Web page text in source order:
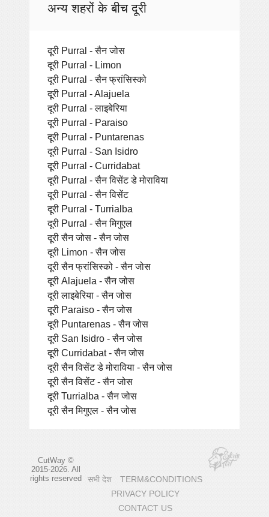
अन्य शहरों के बीच दूरी
दूरी Purral - सैन जोस
दूरी Purral - Limon
दूरी Purral - सैन फ्रांसिस्को
दूरी Purral - Alajuela
दूरी Purral - लाइबेरिया
दूरी Purral - Paraiso
दूरी Purral - Puntarenas
दूरी Purral - San Isidro
दूरी Purral - Curridabat
दूरी Purral - सैन विसेंट डे मोराविया
दूरी Purral - सैन विसेंट
दूरी Purral - Turrialba
दूरी Purral - सैन मिगुएल
दूरी सैन जोस - सैन जोस
दूरी Limon - सैन जोस
दूरी सैन फ्रांसिस्को - सैन जोस
दूरी Alajuela - सैन जोस
दूरी लाइबेरिया - सैन जोस
दूरी Paraiso - सैन जोस
दूरी Puntarenas - सैन जोस
दूरी San Isidro - सैन जोस
दूरी Curridabat - सैन जोस
दूरी सैन विसेंट डे मोराविया - सैन जोस
दूरी सैन विसेंट - सैन जोस
दूरी Turrialba - सैन जोस
दूरी सैन मिगुएल - सैन जोस
CutWay ©
2015-2026. All
rights reserved
सभी देश
TERM&CONDITIONS
PRIVACY POLICY
CONTACT US